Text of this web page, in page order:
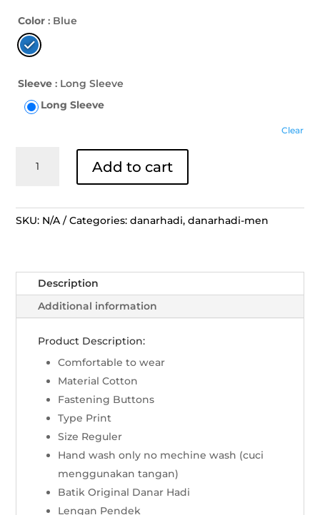
Color : Blue
Sleeve : Long Sleeve
Long Sleeve
Clear
Batik
Parang
Biru
quantity
Add to cart
SKU: N/A Categories: danarhadi,danarhadi-men
Description
Additional information
Product Description:
Comfortable to wear
Material Cotton
Fastening Buttons
Type Print
Size Reguler
Hand wash only no mechine wash (cuci
menggunakan tangan)
Batik Original Danar Hadi
Lengan Pendek